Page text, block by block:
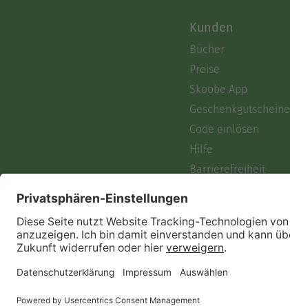
Kunden
Bücher
Preise
Skoobe App
Geschenkgutscheine
Code einlösen
Hilfe
Barrierefreiheit